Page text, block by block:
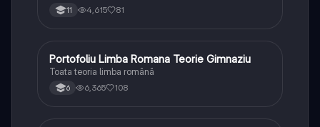
11 4,615 81
Limba și literatura română
Portofoliu Limba Romana Teorie Gimnaziu
Toata teoria limba română
6 6,365 108